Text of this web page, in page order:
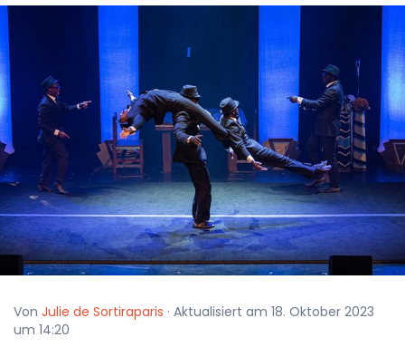
Von Julie de Sortiraparis · Aktualisiert am 18. Oktober 2023
um 14:20